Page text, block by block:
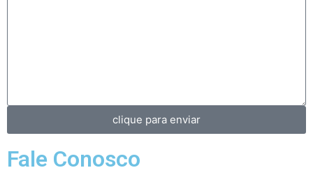
clique para enviar
Fale Conosco